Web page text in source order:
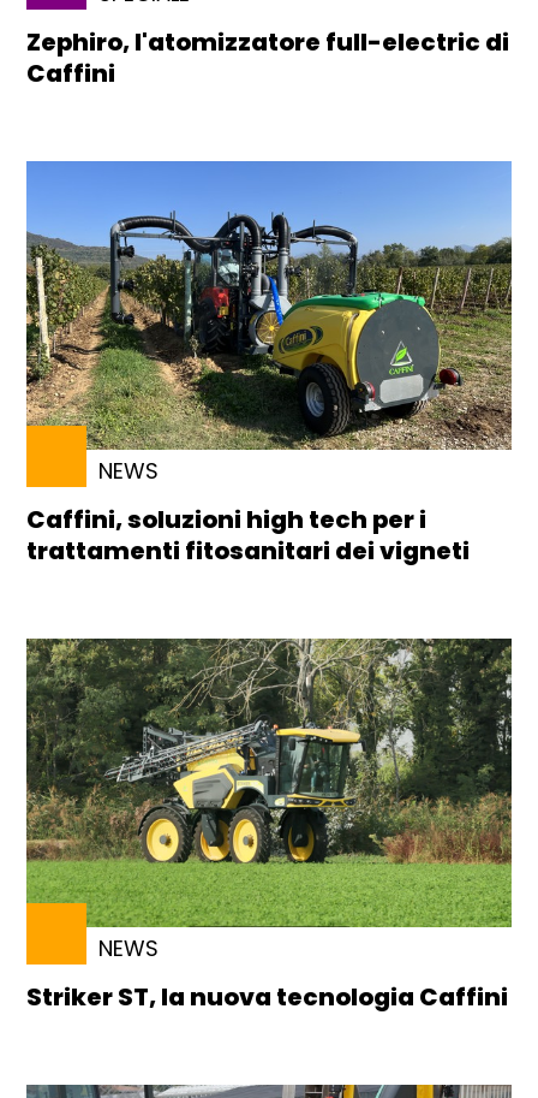
Zephiro, l'atomizzatore full-electric di
Caffini
NEWS
Caffini, soluzioni high tech per i
trattamenti fitosanitari dei vigneti
NEWS
Striker ST, la nuova tecnologia Caffini